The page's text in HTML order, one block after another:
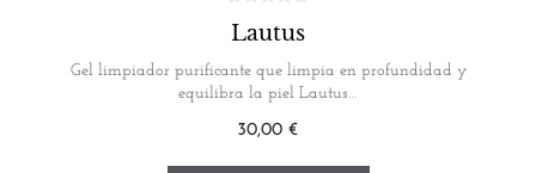
Lautus
Gel limpiador purificante que limpia en profundidad y
equilibra la piel Lautus…
30,00 €